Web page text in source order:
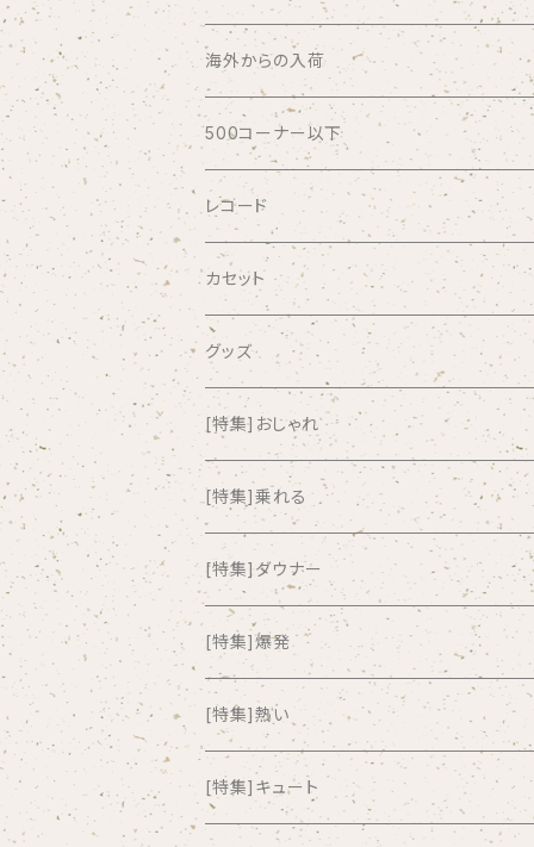
ABSOLUTE LOSERS
AFRICA
AGU
AIRCRAFT
airlie
AKUTAGAWA FANCLUB
ALKASILKA
all about paradise
ALL ITEM 10 TIMES
Amia Calva
Amsterdamned
海外からの入荷
500コーナー以下
レコード
カセット
グッズ
[特集]おしゃれ
[特集]乗れる
[特集]ダウナー
[特集]爆発
[特集]熱い
[特集]キュート